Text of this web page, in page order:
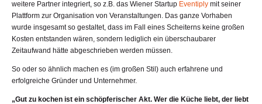
weitere Partner integriert, so z.B. das Wiener Startup Eventiply mit seiner
Plattform zur Organisation von Veranstaltungen. Das ganze Vorhaben
wurde insgesamt so gestaltet, dass im Fall eines Scheiterns keine großen
Kosten entstanden wären, sondern lediglich ein überschaubarer
Zeitaufwand hätte abgeschrieben werden müssen.
So oder so ähnlich machen es (im großen Stil) auch erfahrene und
erfolgreiche Gründer und Unternehmer.
„Gut zu kochen ist ein schöpferischer Akt. Wer die Küche liebt, der liebt